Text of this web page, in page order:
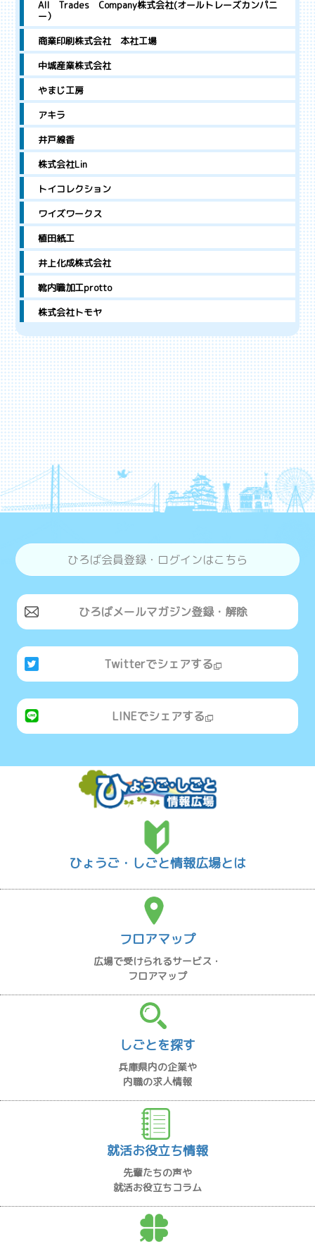
All Trades Company株式会社(オールトレーズカンパニ
ー）
商業印刷株式会社 本社工場
中城産業株式会社
やまじ工房
アキラ
井戸線香
株式会社Lin
トイコレクション
ワイズワークス
植田紙工
井上化成株式会社
靴内職加工protto
株式会社トモヤ
ひろば会員登録・ログインはこちら
ひろばメールマガジン登録・解除
Twitterでシェアする
LINEでシェアする
ひょうご・しごと情報広場とは
フロアマップ
広場で受けられるサービス・
フロアマップ
しごとを探す
兵庫県内の企業や
内職の求人情報
就活お役立ち情報
先輩たちの声や
就活お役立ちコラム